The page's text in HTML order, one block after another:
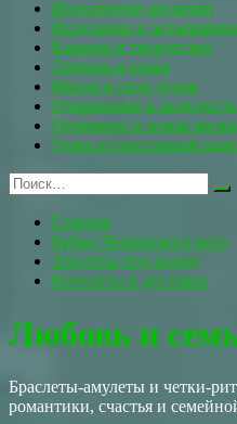
Исполнение желаний
Исцеление и
Карьера и творчество
Любовь и семья
Магия и сила духов
Очарование и молодость
Перемены и новая
Удача и счастливый
Главная
Байки Чеширского кота
Амулеты под задачу
Контакты и доставка
Любовь и
Браслеты-амулеты и четки-
романтики, счастья и